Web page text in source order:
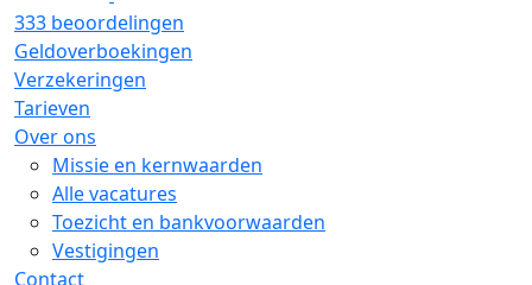
333 beoordelingen
Geldoverboekingen
Verzekeringen
Tarieven
Over ons
Missie en kernwaarden
Alle vacatures
Toezicht en bankvoorwaarden
Vestigingen
Contact